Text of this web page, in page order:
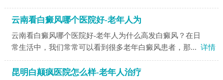
云南看白癜风哪个医院好-老年人为
云南看白癜风哪个医院好-老年人为什么高发白癜风？在日
常生活中，我们常常可以看到很多老年白癜风患者，那... 详情
昆明白颠疯医院怎么样-老年人治疗